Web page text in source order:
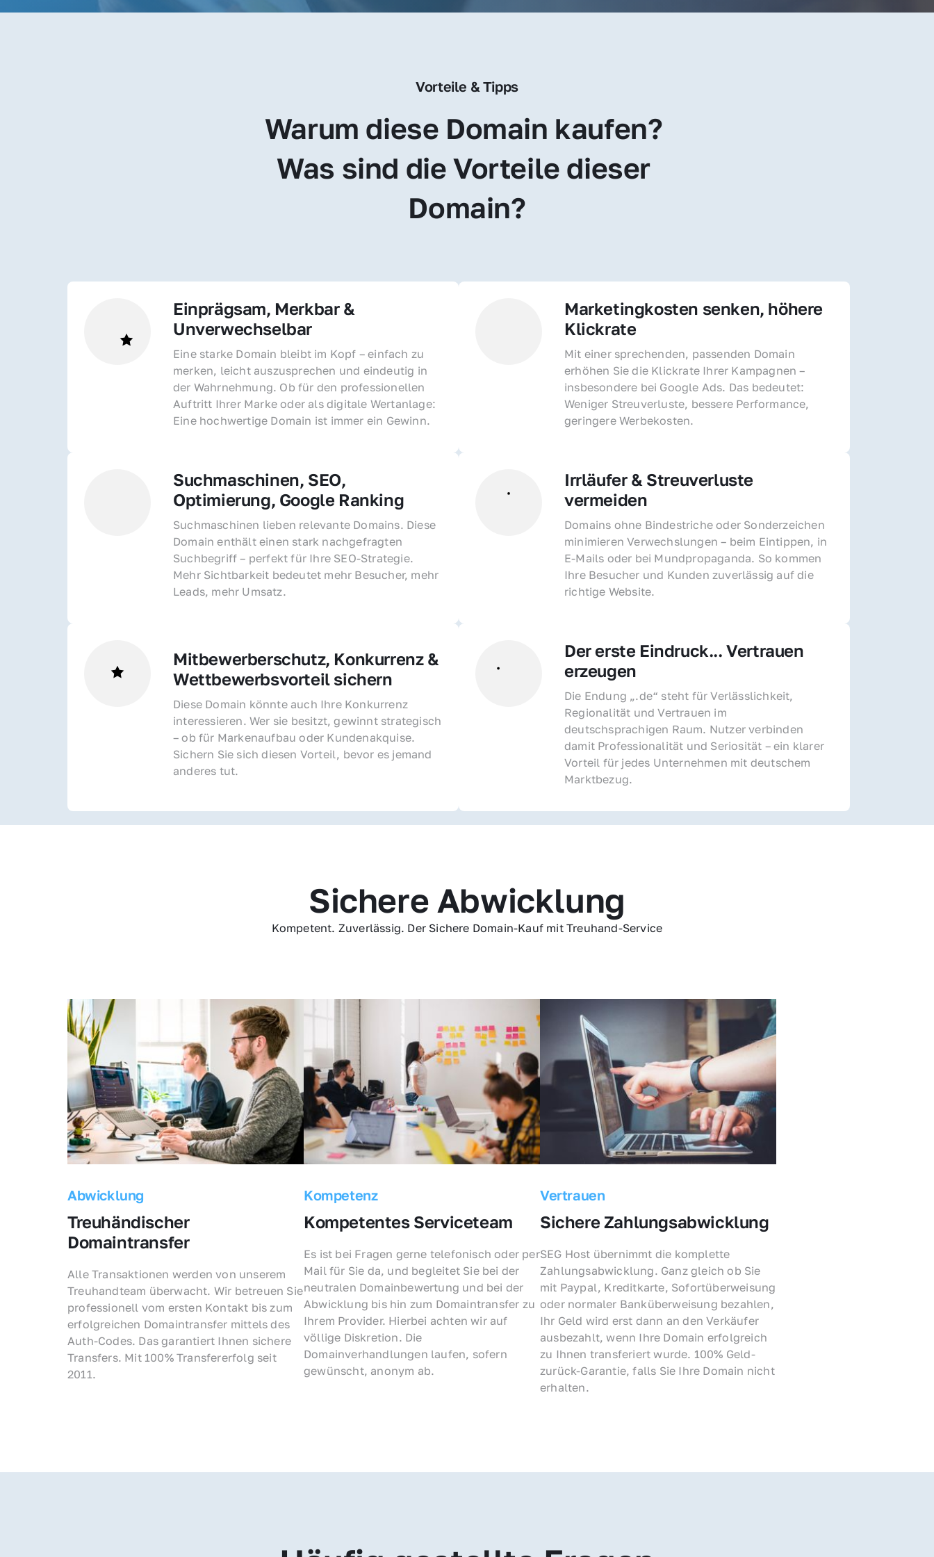
Vorteile & Tipps
Warum diese Domain kaufen?
Was sind die Vorteile dieser
Domain?
Einprägsam, Merkbar &
Unverwechselbar
Eine starke Domain bleibt im Kopf – einfach zu
merken, leicht auszusprechen und eindeutig in
der Wahrnehmung. Ob für den professionellen
Auftritt Ihrer Marke oder als digitale Wertanlage:
Eine hochwertige Domain ist immer ein Gewinn.
Marketingkosten senken, höhere
Klickrate
Mit einer sprechenden, passenden Domain
erhöhen Sie die Klickrate Ihrer Kampagnen –
insbesondere bei Google Ads. Das bedeutet:
Weniger Streuverluste, bessere Performance,
geringere Werbekosten.
Suchmaschinen, SEO,
Optimierung, Google Ranking
Suchmaschinen lieben relevante Domains. Diese
Domain enthält einen stark nachgefragten
Suchbegriff – perfekt für Ihre SEO-Strategie.
Mehr Sichtbarkeit bedeutet mehr Besucher, mehr
Leads, mehr Umsatz.
Irrläufer & Streuverluste
vermeiden
Domains ohne Bindestriche oder Sonderzeichen
minimieren Verwechslungen – beim Eintippen, in
E-Mails oder bei Mundpropaganda. So kommen
Ihre Besucher und Kunden zuverlässig auf die
richtige Website.
Mitbewerberschutz, Konkurrenz &
Wettbewerbsvorteil sichern
Diese Domain könnte auch Ihre Konkurrenz
interessieren. Wer sie besitzt, gewinnt strategisch
– ob für Markenaufbau oder Kundenakquise.
Sichern Sie sich diesen Vorteil, bevor es jemand
anderes tut.
Der erste Eindruck... Vertrauen
erzeugen
Die Endung „.de“ steht für Verlässlichkeit,
Regionalität und Vertrauen im
deutschsprachigen Raum. Nutzer verbinden
damit Professionalität und Seriosität – ein klarer
Vorteil für jedes Unternehmen mit deutschem
Marktbezug.
Sichere Abwicklung
Kompetent. Zuverlässig. Der Sichere Domain-Kauf mit Treuhand-Service
Abwicklung
Treuhändischer
Domaintransfer
Alle Transaktionen werden von unserem
Treuhandteam überwacht. Wir betreuen Sie
professionell vom ersten Kontakt bis zum
erfolgreichen Domaintransfer mittels des
Auth-Codes. Das garantiert Ihnen sichere
Transfers. Mit 100% Transfererfolg seit
2011.
Kompetenz
Kompetentes Serviceteam
Es ist bei Fragen gerne telefonisch oder per
Mail für Sie da, und begleitet Sie bei der
neutralen Domainbewertung und bei der
Abwicklung bis hin zum Domaintransfer zu
Ihrem Provider. Hierbei achten wir auf
völlige Diskretion. Die
Domainverhandlungen laufen, sofern
gewünscht, anonym ab.
Vertrauen
Sichere Zahlungsabwicklung
SEG Host übernimmt die komplette
Zahlungsabwicklung. Ganz gleich ob Sie
mit Paypal, Kreditkarte, Sofortüberweisung
oder normaler Banküberweisung bezahlen,
Ihr Geld wird erst dann an den Verkäufer
ausbezahlt, wenn Ihre Domain erfolgreich
zu Ihnen transferiert wurde. 100% Geld-
zurück-Garantie, falls Sie Ihre Domain nicht
erhalten.